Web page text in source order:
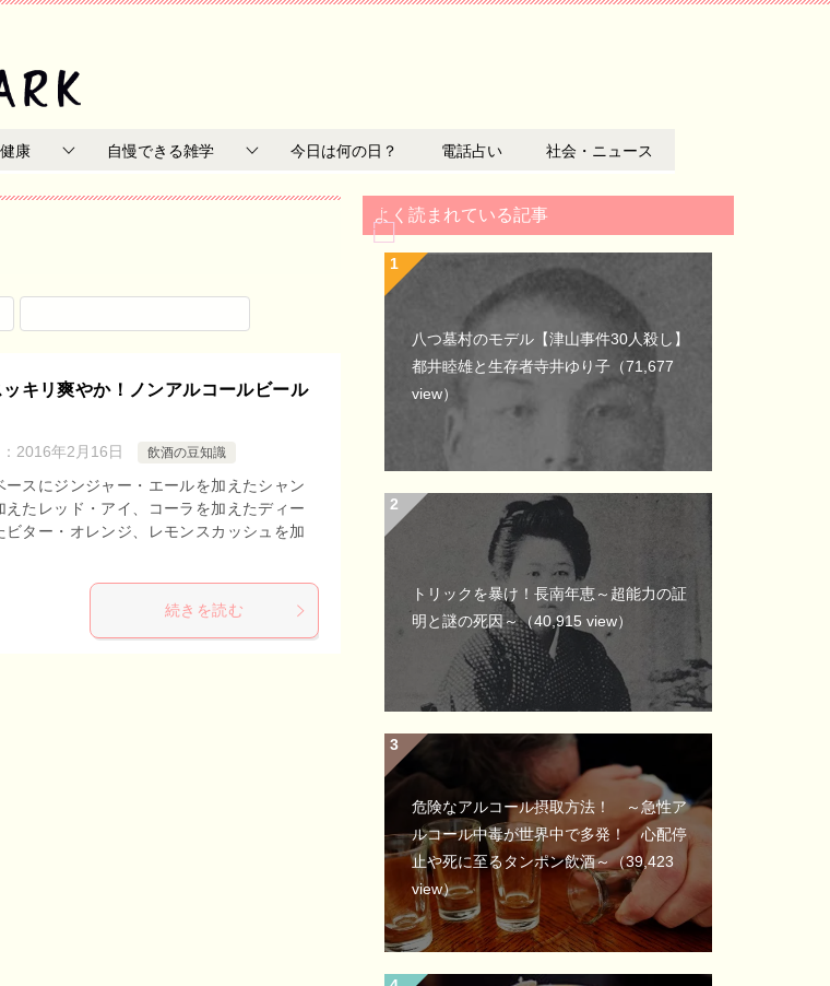
康 自慢できる雑学 今日は何の日？ 電話占い 社会・ニュース
キリ爽やか！ノンアルコールビール
2016年2月16日 飲酒の豆知識
スにジンジャー・エールを加えたシャン
たレッド・アイ、コーラを加えたディー
ター・オレンジ、レモンスカッシュを加
続きを読む
よく読まれている記事
八つ墓村のモデル【津山事件30人殺し】
都井睦雄と生存者寺井ゆり子 （71,677
view）
トリックを暴け！長南年恵～超能力の証
明と謎の死因～（40,915 view）
危険なアルコール摂取方法！ ～急性ア
ルコール中毒が世界中で多発！ 心配停
止や死に至るタンポン飲酒～（39,423
view）